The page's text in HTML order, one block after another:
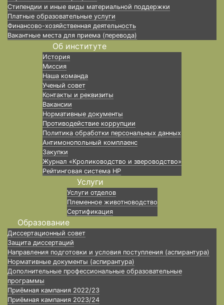
Стипендии и иные виды материальной поддержки
Платные образовательные услуги
Финансово-хозяйственная деятельность
Вакантные места для приема (перевода)
Об институте
История
Миссия
Наша команда
Ученый совет
Контакты и реквизиты
Вакансии
Нормативные документы
Противодействие коррупции
Политика обработки персональных данных
Антимонопольный комплаенс
Закупки
Журнал «Кролиководство и звероводство»
Рейтинговая система НР
Услуги
Услуги отделов
Племенное животноводство
Сертификация
Образование
Диссертационный совет
Защита диссертаций
Направления подготовки и условия поступления (аспирантура)
Нормативные документы (аспирантура)
Дополнительные профессиональные образовательные
программы
Приёмная кампания 2022/23
Приёмная кампания 2023/24